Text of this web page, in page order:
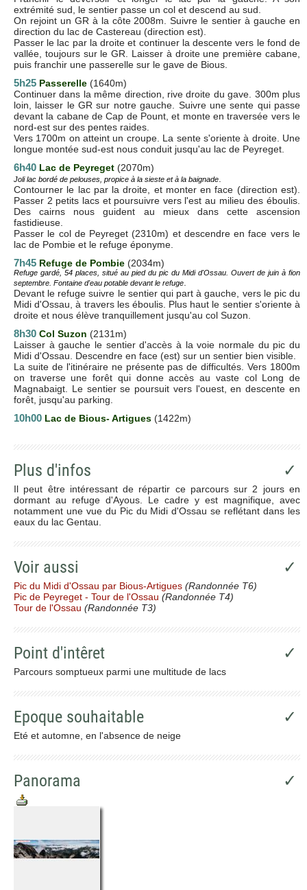
extrémité sud, le sentier passe un col et descend au sud.
On rejoint un GR à la côte 2008m. Suivre le sentier à gauche en
direction du lac de Castereau (direction est).
Passer le lac par la droite et continuer la descente vers le fond de
vallée, toujours sur le GR. Laisser à droite une première cabane,
puis franchir une passerelle sur le gave de Bious.
5h25 Passerelle (1640m)
Continuer dans la même direction, rive droite du gave. 300m plus
loin, laisser le GR sur notre gauche. Suivre une sente qui passe
devant la cabane de Cap de Pount, et monte en traversée vers le
nord-est sur des pentes raides.
Vers 1700m on atteint un croupe. La sente s'oriente à droite. Une
longue montée sud-est nous conduit jusqu'au lac de Peyreget.
6h40 Lac de Peyreget (2070m)
Joli lac bordé de pelouses, propice à la sieste et à la baignade
Contourner le lac par la droite, et monter en face (direction est).
Passer 2 petits lacs et poursuivre vers l'est au milieu des éboulis.
Des cairns nous guident au mieux dans cette ascension
fastidieuse.
Passer le col de Peyreget (2310m) et descendre en face vers le
lac de Pombie et le refuge éponyme.
7h45 Refuge de Pombie (2034m)
Refuge gardé, 54 places, situé au pied du pic du Midi d'Ossau. Ouvert de juin à fion
septembre. Fontaine d'eau potable devant le refuge
Devant le refuge suivre le sentier qui part à gauche, vers le pic du
Midi d'Ossau, à travers les éboulis. Plus haut le sentier s'oriente à
droite et nous élève tranquillement jusqu'au col Suzon.
8h30 Col Suzon (2131m)
Laisser à gauche le sentier d'accès à la voie normale du pic du
Midi d'Ossau. Descendre en face (est) sur un sentier bien visible.
La suite de l'itinéraire ne présente pas de difficultés. Vers 1800m
on traverse une forêt qui donne accès au vaste col Long de
Magnabaigt. Le sentier se poursuit vers l'ouest, en descente en
forêt, jusqu'au parking.
10h00 Lac de Bious- Artigues (1422m)
Plus d'infos ✓
Il peut être intéressant de répartir ce parcours sur 2 jours en
dormant au refuge d'Ayous. Le cadre y est magnifique, avec
notamment une vue du Pic du Midi d'Ossau se reflétant dans les
eaux du lac Gentau.
Voir aussi ✓
Pic du Midi d'Ossau par Bious-Artigues (Randonnée T6)
Pic de Peyreget - Tour de l'Ossau (Randonnée T4)
Tour de l'Ossau (Randonnée T3)
Point d'intêret ✓
Parcours somptueux parmi une multitude de lacs
Epoque souhaitable ✓
Eté et automne, en l'absence de neige
Panorama ✓